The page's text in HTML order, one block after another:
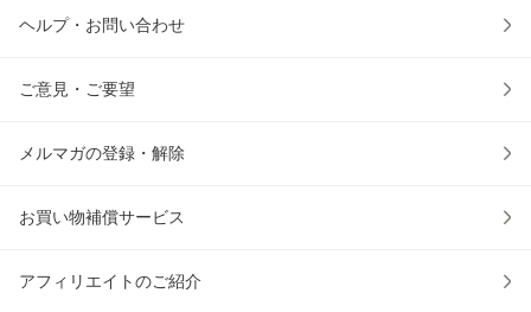
ヘルプ・お問い合わせ
ご意見・ご要望
メルマガの登録・解除
お買い物補償サービス
アフィリエイトのご紹介